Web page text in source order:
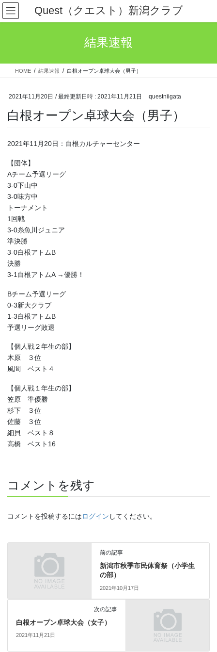
コ
ン
テ
ス
ナ
ビ
ゲ
ン
Quest（クエスト）新潟クラブ
結果速報
HOME 結果速報 白根オープン卓球大会（男子）
2021年11月20日 / 最終更新日時 : 2021年11月21日 questniigata
白根オープン卓球大会（男子）
2021年11月20日：白根カルチャーセンター
【団体】
Aチーム予選リーグ
3-0下山中
3-0味方中
トーナメント
1回戦
3-0糸魚川ジュニア
準決勝
3-0白根アトムB
決勝
3-1白根アトムA →優勝！
Bチーム予選リーグ
0-3新大クラブ
1-3白根アトムB
予選リーグ敗退
【個人戦２年生の部】
木原 ３位
風間 ベスト４
【個人戦１年生の部】
笠原 準優勝
杉下 ３位
佐藤 ３位
細貝 ベスト８
高橋 ベスト16
コメントを残す
コメントを投稿するにはログイン してください。
前の記事
新潟市秋季市民体育祭（小学生
の部）
2021年10月17日
次の記事
白根オープン卓球大会（女子）
2021年11月21日